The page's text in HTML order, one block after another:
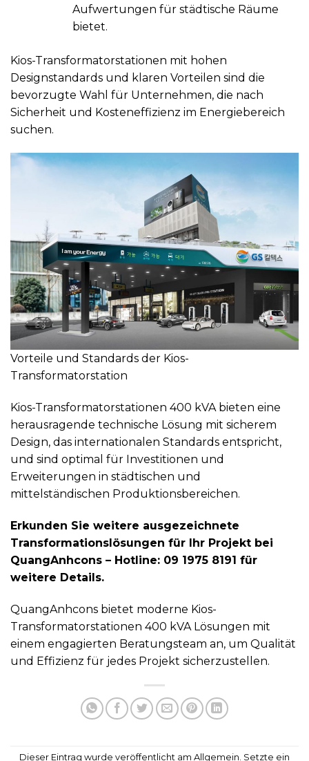
Aufwertungen für städtische Räume
bietet.
Kios-Transformatorstationen mit hohen
Designstandards und klaren Vorteilen sind die
bevorzugte Wahl für Unternehmen, die nach
Sicherheit und Kosteneffizienz im Energiebereich
suchen.
Vorteile und Standards der Kios-
Transformatorstation
Kios-Transformatorstationen 400 kVA bieten eine
herausragende technische Lösung mit sicherem
Design, das internationalen Standards entspricht,
und sind optimal für Investitionen und
Erweiterungen in städtischen und
mittelständischen Produktionsbereichen.
Erkunden Sie weitere ausgezeichnete
Transformationslösungen für Ihr Projekt bei
QuangAnhcons – Hotline: 09 1975 8191 für
weitere Details.
QuangAnhcons bietet moderne Kios-
Transformatorstationen 400 kVA Lösungen mit
einem engagierten Beratungsteam an, um Qualität
und Effizienz für jedes Projekt sicherzustellen.
Dieser Eintrag wurde veröffentlicht am Allgemein. Setzte ein